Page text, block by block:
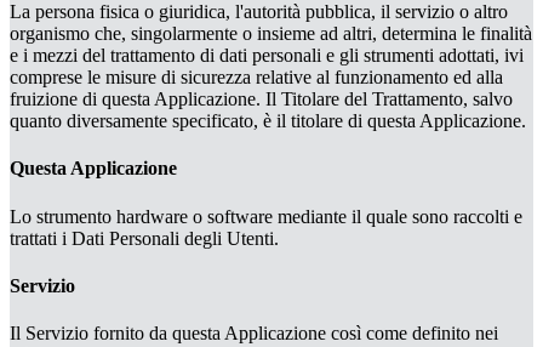
La persona fisica o giuridica, l'autorità pubblica, il servizio o altro
organismo che, singolarmente o insieme ad altri, determina le finalità
e i mezzi del trattamento di dati personali e gli strumenti adottati, ivi
comprese le misure di sicurezza relative al funzionamento ed alla
fruizione di questa Applicazione. Il Titolare del Trattamento, salvo
quanto diversamente specificato, è il titolare di questa Applicazione.
Questa Applicazione
Lo strumento hardware o software mediante il quale sono raccolti e
trattati i Dati Personali degli Utenti.
Servizio
Il Servizio fornito da questa Applicazione così come definito nei